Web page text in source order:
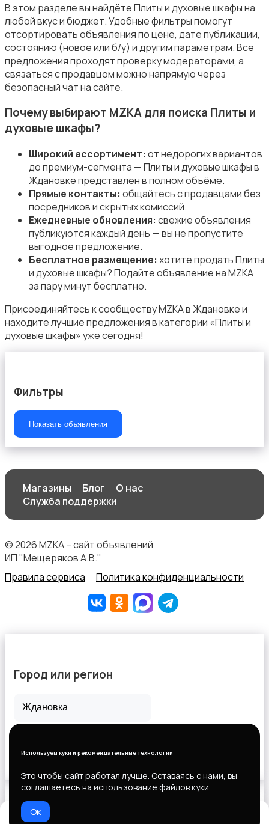
Пылесосы и пароочистители
Стиральные машины
Утюги и уход за одеждой
Холодильники
В этом разделе вы найдёте Плиты и духовые шкафы на
любой вкус и бюджет. Удобные фильтры помогут
отсортировать объявления по цене, дате публикации,
состоянию (новое или б/у) и другим параметрам. Все
предложения проходят проверку модераторами, а
связаться с продавцом можно напрямую через
безопасный чат на сайте.
Почему выбирают MZKA для поиска Плиты и
духовые шкафы?
Широкий ассортимент: от недорогих вариантов
до премиум-сегмента — Плиты и духовые шкафы в
Ждановке представлен в полном объёме.
Прямые контакты: общайтесь с продавцами без
посредников и скрытых комиссий.
Ежедневные обновления: свежие объявления
публикуются каждый день — вы не пропустите
выгодное предложение.
Бесплатное размещение: хотите продать Плиты
и духовые шкафы? Подайте объявление на MZKA
за пару минут бесплатно.
Присоединяйтесь к сообществу MZKA в Ждановке и
находите лучшие предложения в категории «Плиты и
духовые шкафы» уже сегодня!
Фильтры
Показать объявления
Магазины Блог
О нас
Служба поддержки
© 2026 MZKA – сайт объявлений
ИП "Мещеряков А.В."
Правила сервиса
Политика конфиденциальности
Используем куки и рекомендательные технологии
Это чтобы сайт работал лучше. Оставаясь с нами, вы
соглашаетесь на использование файлов куки.
Ок
Город или регион
Все города
Выберите способ оплаты